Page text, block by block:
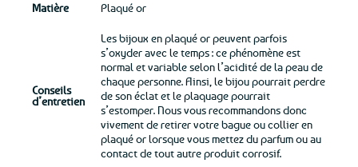
Matière Plaqué or
Conseils
d’entretien
Les bijoux en plaqué or peuvent parfois
s’oxyder avec le temps : ce phénomène est
normal et variable selon l’acidité de la peau de
chaque personne. Ainsi, le bijou pourrait perdre
de son éclat et le plaquage pourrait
s’estomper. Nous vous recommandons donc
vivement de retirer votre bague ou collier en
plaqué or lorsque vous mettez du parfum ou au
contact de tout autre produit corrosif.